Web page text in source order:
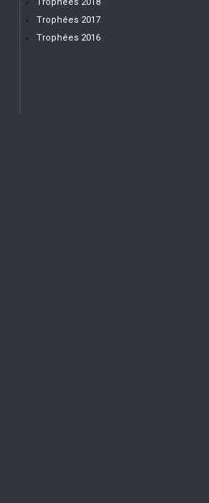
Trophées 2018
Trophées 2017
Trophées 2016